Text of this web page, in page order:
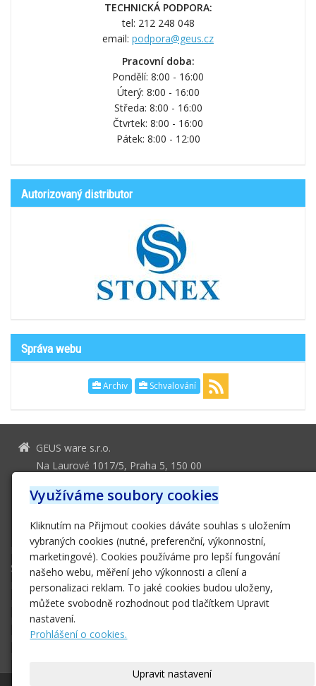
TECHNICKÁ PODPORA:
tel: 212 248 048
email: podpora@geus.cz
Pracovní doba:
Pondělí: 8:00 - 16:00
Úterý: 8:00 - 16:00
Středa: 8:00 - 16:00
Čtvrtek: 8:00 - 16:00
Pátek: 8:00 - 12:00
Autorizovaný distributor
Správa webu
Archiv Schvalování
GEUS ware s.r.o.
Na Laurové 1017/5, Praha 5, 150 00
geus@geus.cz
251 555 556
251 552 161
Domů
Software
Hardware
E-SHOP
Podpora
Ke stažení
Využíváme soubory cookies
Kliknutím na Přijmout cookies dáváte souhlas s uložením
vybraných cookies (nutné, preferenční, výkonnostní,
marketingové). Cookies používáme pro lepší fungování
našeho webu, měření jeho výkonnosti a cílení a
personalizaci reklam. To jaké cookies budou uloženy,
můžete svobodně rozhodnout pod tlačítkem Upravit
nastavení.
Prohlášení o cookies.
Upravit nastavení